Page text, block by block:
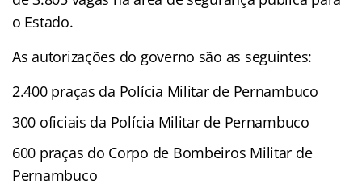
o Estado.
As autorizações do governo são as seguintes:
2.400 praças da Polícia Militar de Pernambuco
300 oficiais da Polícia Militar de Pernambuco
600 praças do Corpo de Bombeiros Militar de
Pernambuco